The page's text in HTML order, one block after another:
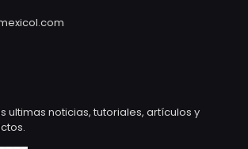
ultimas noticias, tutoriales, artículos y